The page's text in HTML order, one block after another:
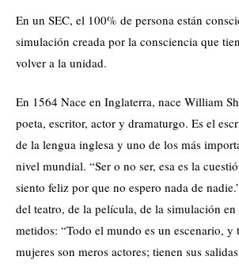
En un SEC, el 100% de persona están
simulación creada por la consciencia que
volver a la unidad.
En 1564 Nace en Inglaterra, nace William
poeta, escritor, actor y dramaturgo. Es el
de la lengua inglesa y uno de los más
nivel mundial. “Ser o no ser, esa es la
siento feliz por que no espero nada de
del teatro, de la película, de la simulación en
metidos: “Todo el mundo es un escenario, y
mujeres son meros actores; tienen sus